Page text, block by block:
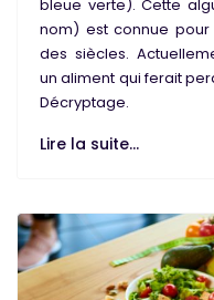
bleue verte). Cette
nom) est connue pour
des siècles.
unaliment qui ferait
Décryptage.
Lire la suite...